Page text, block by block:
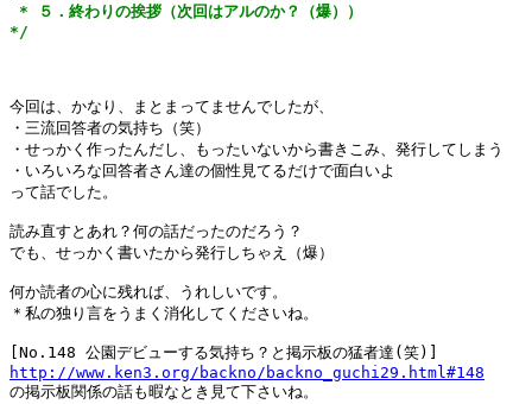
* ５．終わりの挨拶（次回はアルのか？（爆））
*/
今回は、かなり、まとまってませんでしたが、
・三流回答者の気持ち（笑）
・せっかく作ったんだし、もったいないから書きこみ、発行してしまう
・いろいろな回答者さん達の個性見てるだけで面白いよ
って話でした。
読み直すとあれ？何の話だったのだろう？
でも、せっかく書いたから発行しちゃえ（爆）
何か読者の心に残れば、うれしいです。
＊私の独り言をうまく消化してくださいね。
http://www.ken3.org/backno/backno_guchi29.html#148
の掲示板関係の話も暇なとき見て下さいね。